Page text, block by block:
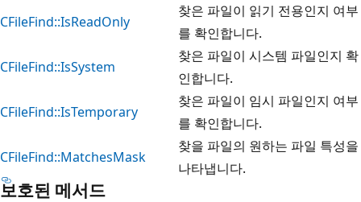
CFileFind::IsReadOnly
찾은 파일이 읽기 전용인지 여부
를 확인합니다.
CFileFind::IsSystem
찾은 파일이 시스템 파일인지 확
인합니다.
CFileFind::IsTemporary
찾은 파일이 임시 파일인지 여부
를 확인합니다.
CFileFind::MatchesMask
찾을 파일의 원하는 파일 특성을
나타냅니다.
보호된 메서드